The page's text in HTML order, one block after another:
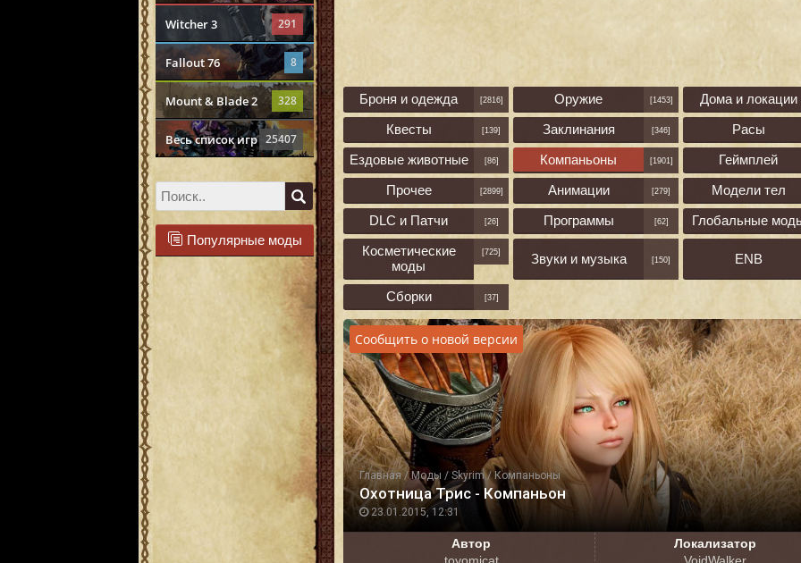
Witcher 3 291
Fallout 76 8
Mount & Blade 2 328
Весь список игр 25407
Популярные моды
Броня и одежда [2816] Оружие [1453]
Дома и локации
Квесты
[139] Заклинания [346]
Расы
Ездовые животные
[86] Компаньоны [1901]
Геймплей
Прочее
[2899] Анимации [279]
Модели тел
DLC и Патчи
[26] Программы [62]
Глобальные
Косметические
моды
[725] Звуки и музыка [150] ENB
Сборки [37]
Главная/Моды / Skyrim/ Компаньоны
23.01.2015, 12:31
Охотница Трис - Компаньон
Сообщить о новой версии
Автор
Локализатор